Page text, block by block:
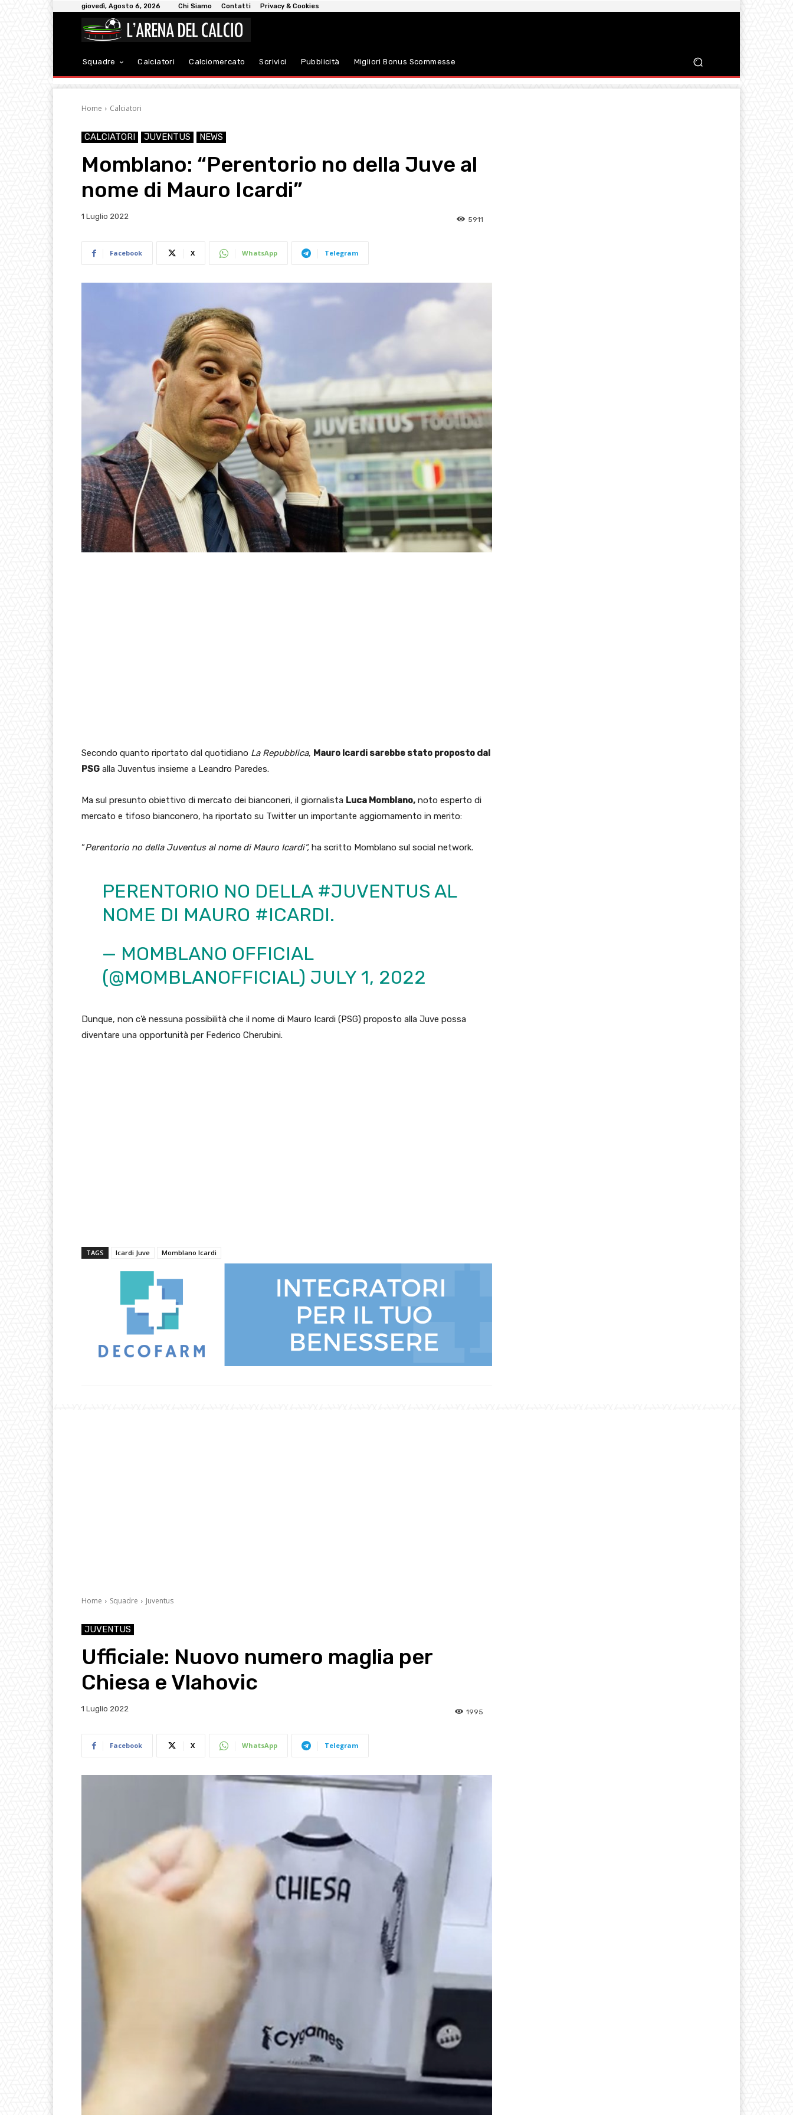
giovedì, Agosto 6, 2026 Chi Siamo Contatti Privacy & Cookies
Squadre Calciatori Calciomercato Scrivici Pubblicità Migliori Bonus Scommesse
Home Calciatori
CALCIATORI JUVENTUS NEWS
Momblano: “Perentorio no della Juve al
nome di Mauro Icardi”
1 Luglio 2022 5911
Facebook X WhatsApp Telegram
Secondo quanto riportato dal quotidiano La Repubblica, Mauro Icardi sarebbe stato proposto dal
PSG alla Juventus insieme a Leandro Paredes.
Ma sul presunto obiettivo di mercato dei bianconeri, il giornalista Luca Momblano, noto esperto di
mercato e tifoso bianconero, ha riportato su Twitter un importante aggiornamento in merito:
“Perentorio no della Juventus al nome di Mauro Icardi”, ha scritto Momblano sul social network.
PERENTORIO NO DELLA #JUVENTUS AL
NOME DI MAURO #ICARDI.
— MOMBLANO OFFICIAL
(@MOMBLANOFFICIAL) JULY 1, 2022
Dunque, non c’è nessuna possibilità che il nome di Mauro Icardi (PSG) proposto alla Juve possa
diventare una opportunità per Federico Cherubini.
TAGS Icardi Juve Momblano Icardi